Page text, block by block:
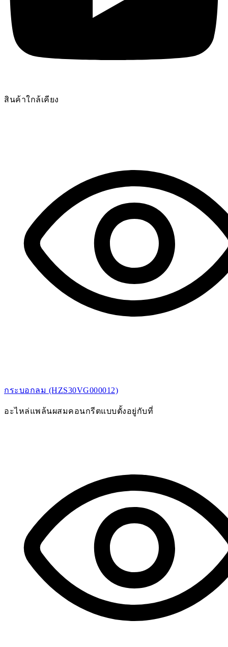
สินค้าใกล้เคียง
กระบอกลม (HZS30VG000012)
อะไหล่แพล้นผสมคอนกรีตแบบตั้งอยู่กับที่